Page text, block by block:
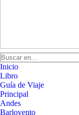
Inicio
Libro
Guía de Viaje
Principal
Andes
Barlovento